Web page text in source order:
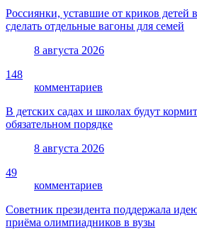
Россиянки, уставшие от криков детей
сделать отдельные вагоны для семей
8 августа 2026
148
комментариев
В детских садах и школах будут
обязательном порядке
8 августа 2026
49
комментариев
Советник президента поддержала
приёма олимпиадников в вузы